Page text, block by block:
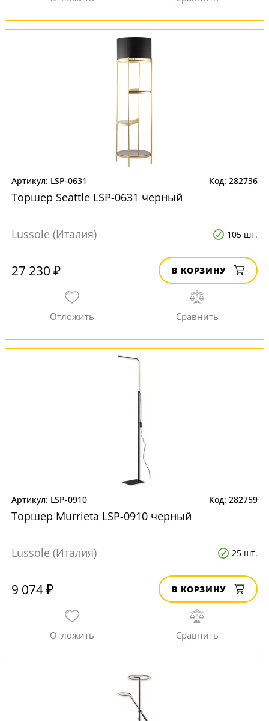
LSP-0631 282736
Торшер Seattle LSP-0631 черный
Lussole (Италия) 105 шт.
27 230 ₽ В КОРЗИНУ
LSP-0910 282759
Торшер Murrieta LSP-0910 черный
Lussole (Италия) 25 шт.
9 074 ₽ В КОРЗИНУ